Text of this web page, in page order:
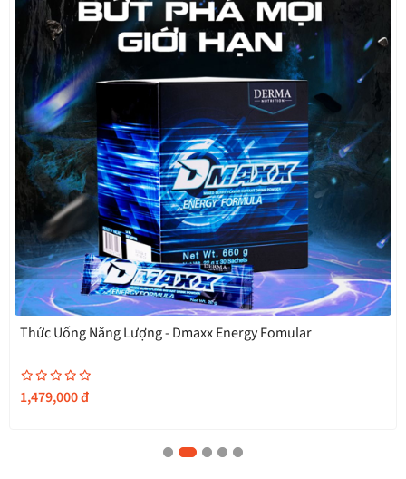
DMAXX ENERGY FORMULA - NO SUGAR ADDED
1,690,000đ